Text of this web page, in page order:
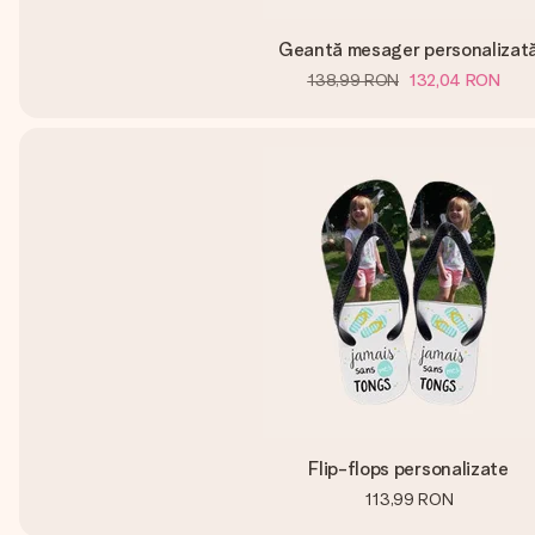
Geantă mesager
138,99 RON 132,04 RON
Flip-flops personalizate
113,99 RON